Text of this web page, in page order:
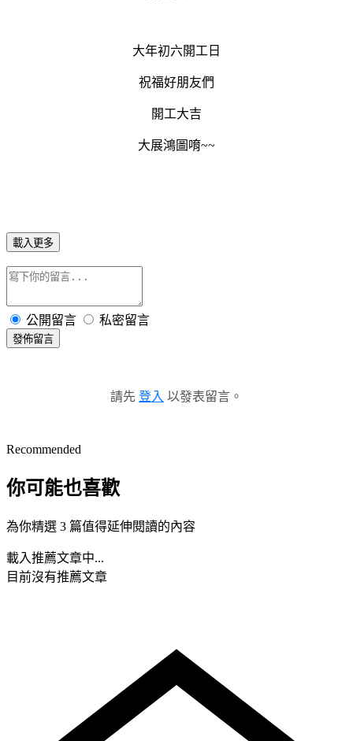
大年初六開工日
祝福好朋友們
開工大吉
大展鴻圖唷~~
載入更多
公開留言 私密留言
發佈留言
請先 登入 以發表留言。
Recommended
你可能也喜歡
為你精選 3 篇值得延伸閱讀的內容
載入推薦文章中...
目前沒有推薦文章